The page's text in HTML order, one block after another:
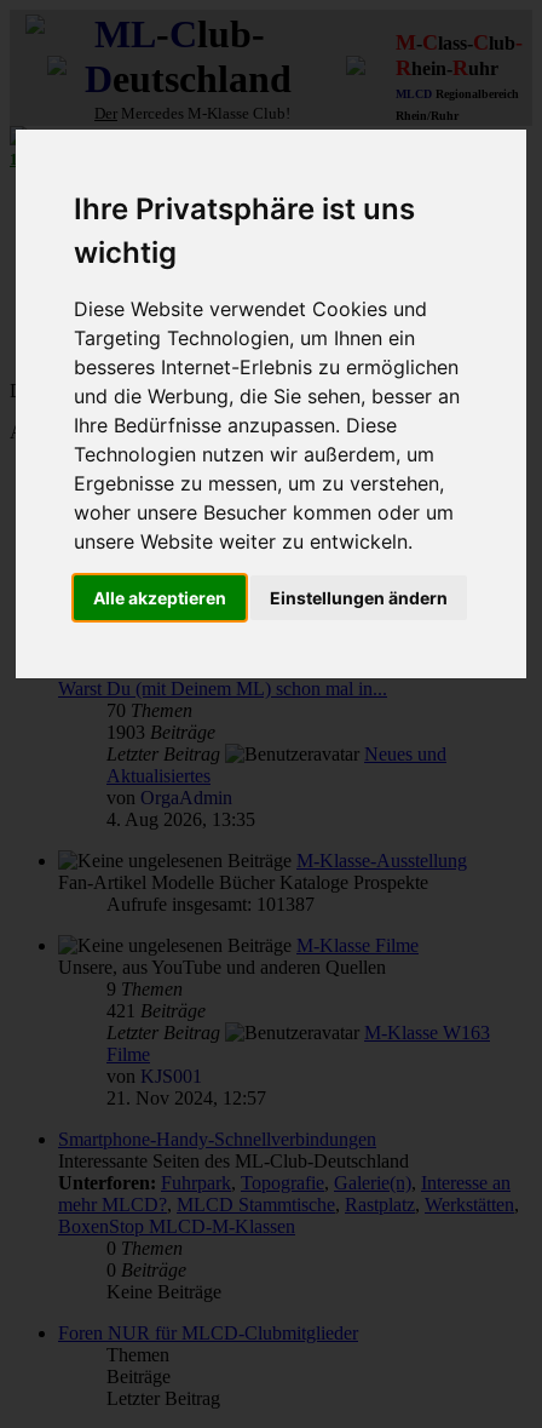
Ihre Privatsphäre ist uns
wichtig
Diese Website verwendet Cookies und
Targeting Technologien, um Ihnen ein
besseres Internet-Erlebnis zu ermöglichen
und die Werbung, die Sie sehen, besser an
Ihre Bedürfnisse anzupassen. Diese
Technologien nutzen wir außerdem, um
Ergebnisse zu messen, um zu verstehen,
woher unsere Besucher kommen oder um
unsere Website weiter zu entwickeln.
Alle akzeptieren Einstellungen ändern
ML-Club-
Deutschland
Der Mercedes M-Klasse Club!
M-Class-Club-
Rhein-Ruhr
MLCD Regionalbereich
Rhein/Ruhr
10 aus 27
Schnellzugriff
Ungelesene
MLCD-Ausstellung
FAQ
MLCD-Seiten
MLCD-Foren-Übersicht
Dein letzter Besuch: 7. Aug 2026, 16:25
Aktuelle Zeit: 7. Aug 2026, 16:25
M-Klasse-Foren W163 W164 W166 V167
Themen
Beiträge
Letzter Beitrag
von & für M-Klasse- und MLCD-Interessierte
Unterforen:
Warst Du (mit Deinem ML) schon mal in...
70 Themen
1903 Beiträge
Letzter Beitrag
Neues und
Aktualisiertes
von OrgaAdmin
4. Aug 2026, 13:35
M-Klasse-Ausstellung
Fan-Artikel Modelle Bücher Kataloge Prospekte
Aufrufe insgesamt: 101387
M-Klasse Filme
Unsere, aus YouTube und anderen Quellen
9 Themen
421 Beiträge
Letzter Beitrag
M-Klasse W163
Filme
von KJS001
21. Nov 2024, 12:57
Smartphone-Handy-Schnellverbindungen
Interessante Seiten des ML-Club-Deutschland
Unterforen: Fuhrpark, Topografie, Galerie(n), Interesse an
mehr MLCD?, MLCD Stammtische, Rastplatz, Werkstätten,
BoxenStop MLCD-M-Klassen
0 Themen
0 Beiträge
Keine Beiträge
Foren NUR für MLCD-Clubmitglieder
Themen
Beiträge
Letzter Beitrag